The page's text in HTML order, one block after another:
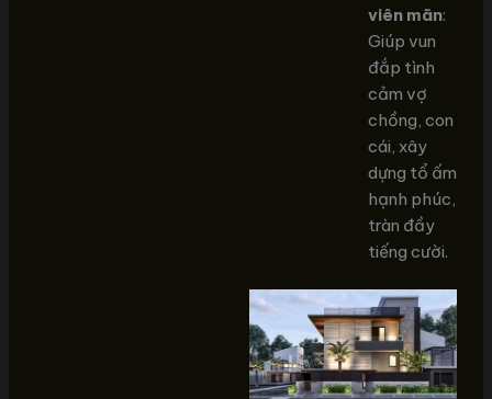
viên mãn:
Giúp vun
đắp tình
cảm vợ
chồng, con
cái, xây
dựng tổ ấm
hạnh phúc,
tràn đầy
tiếng cười.